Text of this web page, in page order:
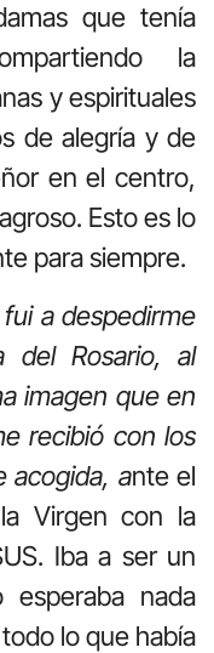
que tenía
la
y espirituales
de alegría y de
en el centro,
Esto es lo
para siempre.
a despedirme
del Rosario, al
imagen que en
recibió con los
acogida, ante el
Virgen con la
Iba a ser un
nada
lo que había